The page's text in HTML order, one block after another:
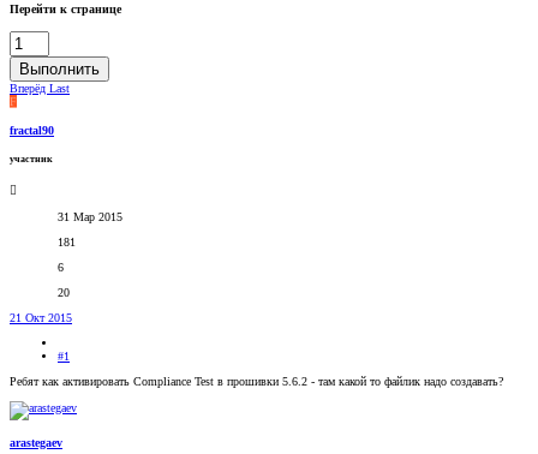
Перейти к странице
Выполнить
Вперёд Last
F
fractal90
участник
31 Мар 2015
181
6
20
21 Окт 2015
#1
Ребят как активировать Compliance Test в прошивки 5.6.2 - там какой то файлик надо создавать?
arastegaev